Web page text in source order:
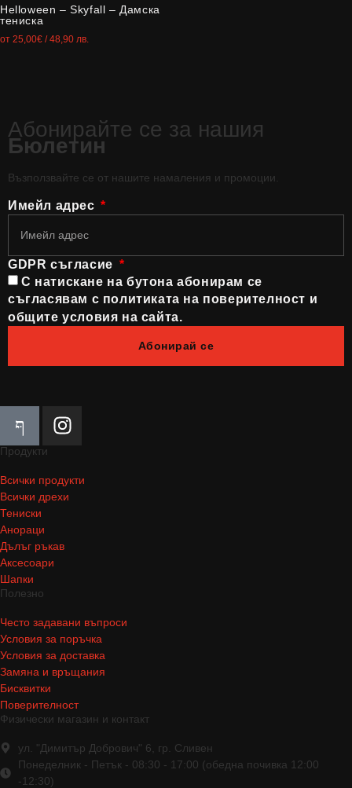
Helloween – Skyfall – Дамска
тениска
от 25,00€ / 48,90 лв.
Абонирайте се за нашия
Бюлетин
Възползвайте се от нашите намаления и промоции.
Имейл адрес
GDPR съгласие
С натискане на бутона абонирам се
съгласявам с политиката на поверителност и
общите условия на сайта.
Абонирай се
Продукти
Всички продукти
Всички дрехи
Тениски
Анораци
Дълъг ръкав
Аксесоари
Шапки
Полезно
Често задавани въпроси
Условия за поръчка
Условия за доставка
Замяна и връщания
Бисквитки
Поверителност
Физически магазин и контакт
ул. "Димитър Добрович" 6, гр. Сливен
Понеделник - Петък - 08:30 - 17:00 (обедна почивка 12:00
-12:30)